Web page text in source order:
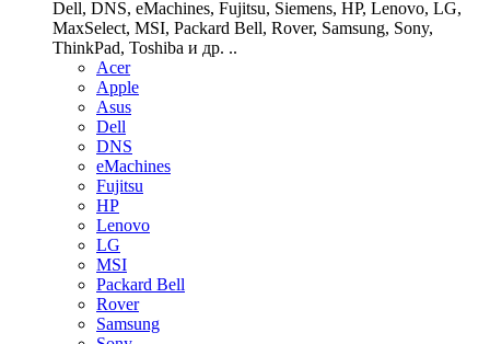
Dell, DNS, eMachines, Fujitsu, Siemens, HP, Lenovo, LG,
MaxSelect, MSI, Packard Bell, Rover, Samsung, Sony,
ThinkPad, Toshiba и др. ..
Acer
Apple
Asus
Dell
DNS
eMachines
Fujitsu
HP
Lenovo
LG
MSI
Packard Bell
Rover
Samsung